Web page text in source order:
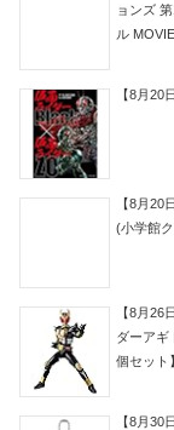
ョンズ
ル
【8月
【8月
(小学館
【8月26
ダーアギ
個セット】
【8月30